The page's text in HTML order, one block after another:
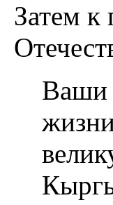
Затем к
Ваши